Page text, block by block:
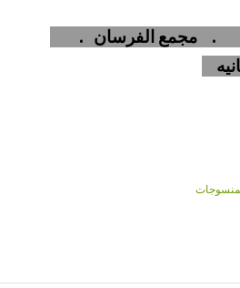
. مجمع الفرسان .